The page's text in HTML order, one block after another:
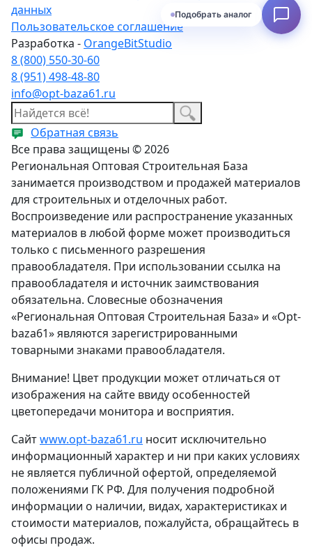
данных
Пользовательское соглашение
Разработка - OrangeBitStudio
8 (800) 550-30-60
8 (951) 498-48-80
info@opt-baza61.ru
Обратная связь
Все права защищены © 2026
Региональная Оптовая Строительная База
занимается производством и продажей материалов
для строительных и отделочных работ.
Воспроизведение или распространение указанных
материалов в любой форме может производиться
только с письменного разрешения
правообладателя. При использовании ссылка на
правообладателя и источник заимствования
обязательна. Словесные обозначения
«Региональная Оптовая Строительная База» и «Opt-
baza61» являются зарегистрированными
товарными знаками правообладателя.
Внимание! Цвет продукции может отличаться от
изображения на сайте ввиду особенностей
цветопередачи монитора и восприятия.
Сайтwww.opt-baza61.ru носит исключительно
информационный характер и ни при каких условиях
не является публичной офертой, определяемой
положениями ГК РФ. Для получения подробной
информации о наличии, видах, характеристиках и
стоимости материалов, пожалуйста, обращайтесь в
офисы продаж.
Подобрать аналог